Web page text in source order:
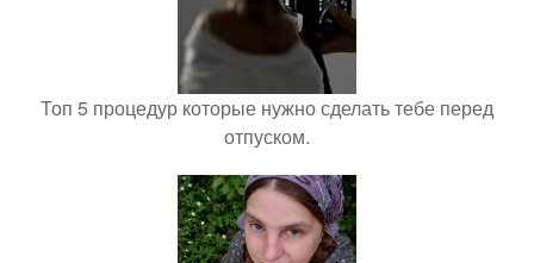
Топ 5 процедур которые нужно сделать тебе перед
отпуском.